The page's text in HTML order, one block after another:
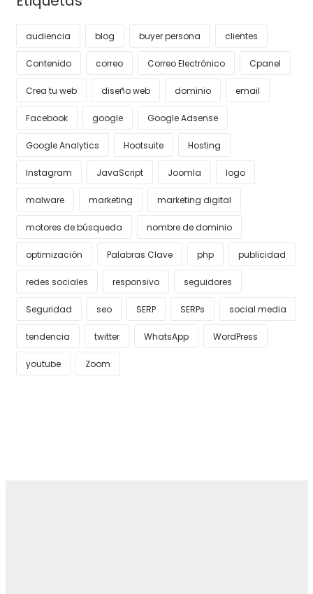
audiencia blog buyer persona clientes
Contenido correo Correo Electrónico Cpanel
Crea tu web diseño web dominio email
Facebook google Google Adsense
Google Analytics Hootsuite Hosting
Instagram JavaScript Joomla logo
malware marketing marketing digital
motores de búsqueda nombre de dominio
optimización Palabras Clave php publicidad
redes sociales responsivo seguidores
Seguridad seo SERP SERPs social media
tendencia twitter WhatsApp WordPress
youtube Zoom